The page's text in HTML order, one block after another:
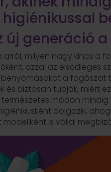
új generáció
arról, milyen nagy kincs a
azzal az
benyomásokat a
és biztosan tudják, miért
módon
dolgozik,
is vállal